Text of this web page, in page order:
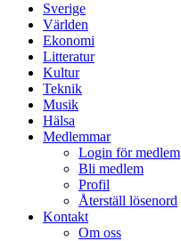
Sverige
Världen
Ekonomi
Litteratur
Kultur
Teknik
Musik
Hälsa
Medlemmar
Login för medlem
Bli medlem
Profil
Återställ lösenord
Kontakt
Om oss